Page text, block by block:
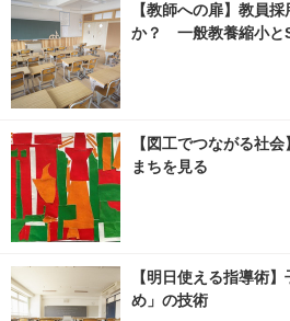
【教師への扉】教員
か？ 一般教養縮小と
【図工でつながる社
まちを見る
【明日使える指導術
め」の技術